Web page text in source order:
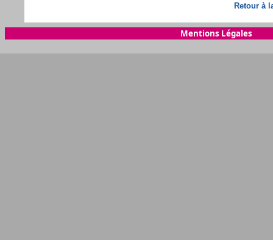
Retour à
Mentions Légales